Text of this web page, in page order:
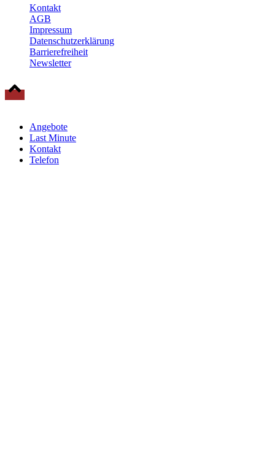
Kontakt
AGB
Impressum
Datenschutzerklärung
Barrierefreiheit
Newsletter
Angebote
Last Minute
Kontakt
Telefon